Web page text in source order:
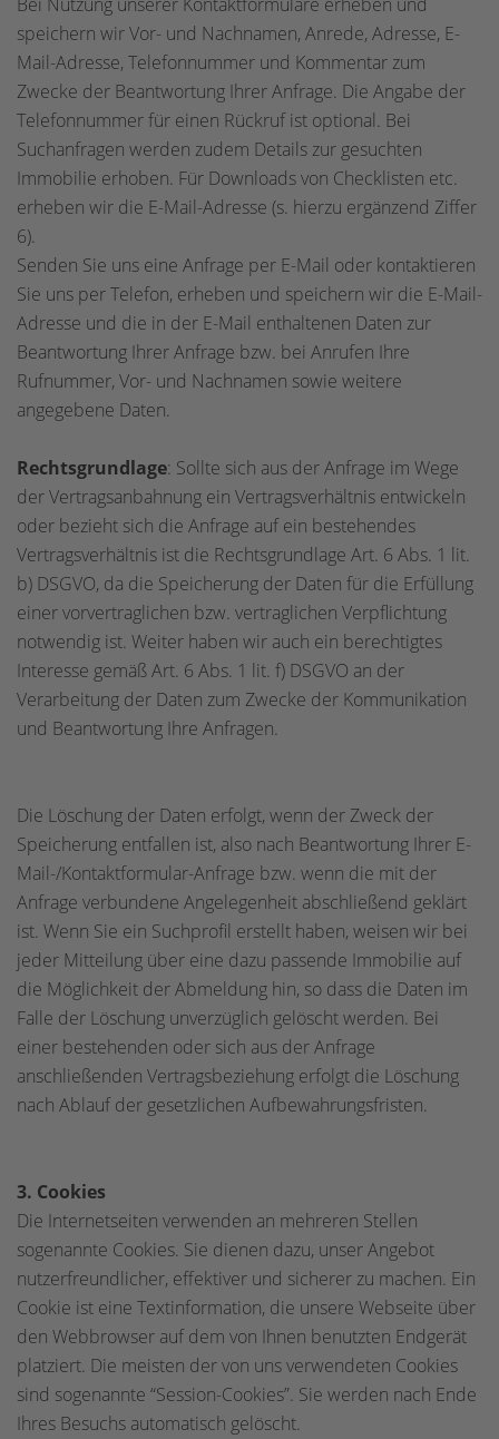
speichern wir Vor- und Nachnamen, Anrede, Adresse, E-
Mail-Adresse, Telefonnummer und Kommentar zum
Zwecke der Beantwortung Ihrer Anfrage. Die Angabe der
Telefonnummer für einen Rückruf ist optional. Bei
Suchanfragen werden zudem Details zur gesuchten
Immobilie erhoben. Für Downloads von Checklisten etc.
erheben wir die E-Mail-Adresse (s. hierzu ergänzend Ziffer
6).
Senden Sie uns eine Anfrage per E-Mail oder kontaktieren
Sie uns per Telefon, erheben und speichern wir die E-Mail-
Adresse und die in der E-Mail enthaltenen Daten zur
Beantwortung Ihrer Anfrage bzw. bei Anrufen Ihre
Rufnummer, Vor- und Nachnamen sowie weitere
angegebene Daten.
Rechtsgrundlage: Sollte sich aus der Anfrage im Wege
der Vertragsanbahnung ein Vertragsverhältnis entwickeln
oder bezieht sich die Anfrage auf ein bestehendes
Vertragsverhältnis ist die Rechtsgrundlage Art. 6 Abs. 1 lit.
b) DSGVO, da die Speicherung der Daten für die Erfüllung
einer vorvertraglichen bzw. vertraglichen Verpflichtung
notwendig ist. Weiter haben wir auch ein berechtigtes
Interesse gemäß Art. 6 Abs. 1 lit. f) DSGVO an der
Verarbeitung der Daten zum Zwecke der Kommunikation
und Beantwortung Ihre Anfragen.
Die Löschung der Daten erfolgt, wenn der Zweck der
Speicherung entfallen ist, also nach Beantwortung Ihrer E-
Mail-/Kontaktformular-Anfrage bzw. wenn die mit der
Anfrage verbundene Angelegenheit abschließend geklärt
ist. Wenn Sie ein Suchprofil erstellt haben, weisen wir bei
jeder Mitteilung über eine dazu passende Immobilie auf
die Möglichkeit der Abmeldung hin, so dass die Daten im
Falle der Löschung unverzüglich gelöscht werden. Bei
einer bestehenden oder sich aus der Anfrage
anschließenden Vertragsbeziehung erfolgt die Löschung
nach Ablauf der gesetzlichen Aufbewahrungsfristen.
3. Cookies
Die Internetseiten verwenden an mehreren Stellen
sogenannte Cookies. Sie dienen dazu, unser Angebot
nutzerfreundlicher, effektiver und sicherer zu machen. Ein
Cookie ist eine Textinformation, die unsere Webseite über
den Webbrowser auf dem von Ihnen benutzten Endgerät
platziert. Die meisten der von uns verwendeten Cookies
sind sogenannte “Session-Cookies”. Sie werden nach Ende
Ihres Besuchs automatisch gelöscht.